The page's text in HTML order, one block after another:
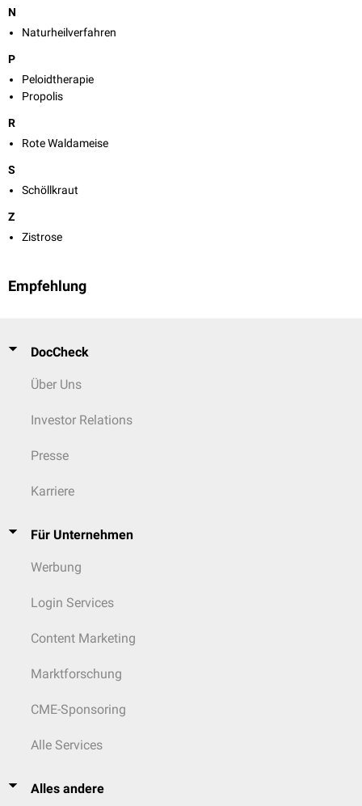
N
Naturheilverfahren
P
Peloidtherapie
Propolis
R
Rote Waldameise
S
Schöllkraut
Z
Zistrose
Empfehlung
DocCheck
Über Uns
Investor Relations
Presse
Karriere
Für Unternehmen
Werbung
Login Services
Content Marketing
Marktforschung
CME-Sponsoring
Alle Services
Alles andere